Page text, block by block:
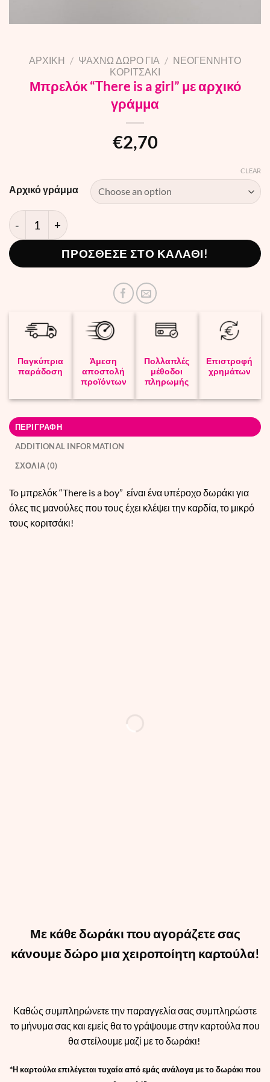
ΑΡΧΙΚΗ / ΨΑΧΝΩ ΔΩΡΟ ΓΙΑ / ΝΕΟΓΕΝΝΗΤΟ
ΚΟΡΙΤΣΑΚΙ
Μπρελόκ “There is a girl” με αρχικό
γράμμα
€2,70
Αρχικό γράμμα
CLEAR
Μπρελόκ "There is a girl" με αρχικό γράμμα quantity
ΠΡΟΣΘΕΣΕ ΣΤΟ ΚΑΛΑΘΙ!
Παγκύπρια
παράδοση
Άμεση
αποστολή
προϊόντων
Πολλαπλές
μέθοδοι
πληρωμής
Επιστροφή
χρημάτων
ΠΕΡΙΓΡΑΦΗ
ADDITIONAL INFORMATION
ΣΧΟΛΙΑ (0)
To μπρελόκ “There is a boy” είναι ένα υπέροχο δωράκι για
όλες τις μανούλες που τους έχει κλέψει την καρδία, το μικρό
τους κοριτσάκι!
Με κάθε δωράκι που αγοράζετε σας
κάνουμε δώρο μια χειροποίητη καρτούλα!
Καθώς συμπληρώνετε την παραγγελία σας συμπληρώστε
το μήνυμα σας και εμείς θα το γράψουμε στην καρτούλα που
θα στείλουμε μαζί με το δωράκι!
*Η καρτούλα επιλέγεται τυχαία από εμάς ανάλογα με το δωράκι που